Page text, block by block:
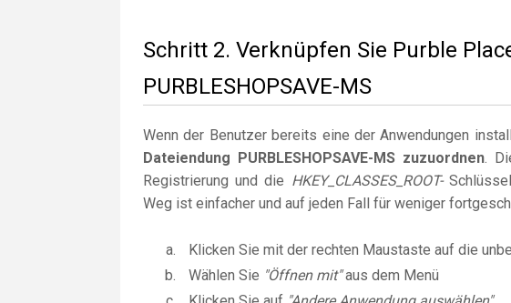
Schritt 2. Verknüpfen Sie Purble
PURBLESHOPSAVE-MS
Wenn der Benutzer bereits eine der Anwendungen
Dateiendung PURBLESHOPSAVE-MS zuzuordnen.
Registrierung und die HKEY_CLASSES_ROOT-
Weg ist einfacher und auf jeden Fall für weniger
Klicken Sie mit der rechten Maustaste auf die
Wählen Sie "Öffnen mit"aus dem Menü